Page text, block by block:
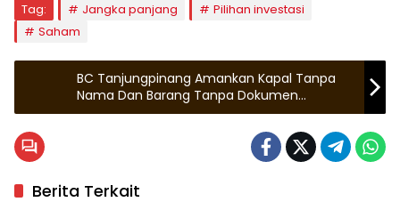
Tag: Jangka panjang
Pilihan investasi
Saham
BC Tanjungpinang Amankan Kapal Tanpa
Nama Dan Barang Tanpa Dokumen
Kepabeanan
Berita Terkait
Nasional